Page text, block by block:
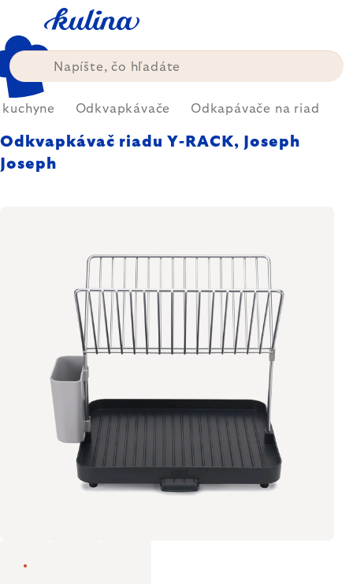
obsah
Odkvapkávače Odkapávače na riad
Odkvapkávač riadu Y-RACK, Joseph
Joseph